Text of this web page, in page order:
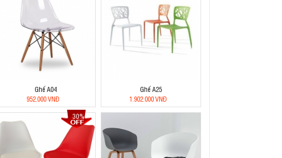
Ghế A04
952.000 VNĐ
Ghế A25
1.902.000 VNĐ
30%